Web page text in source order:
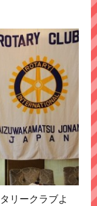
リークラブよ